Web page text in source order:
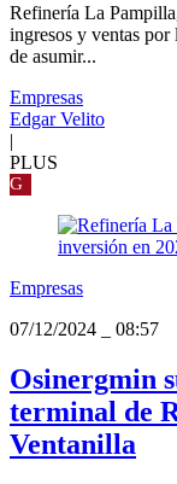
Refinería La
ingresos y ventas por
de asumir...
Empresas
Edgar Velito
|
PLUS
G
Empresas
07/12/2024
08:57
Osinergmin
terminal de
Ventanilla